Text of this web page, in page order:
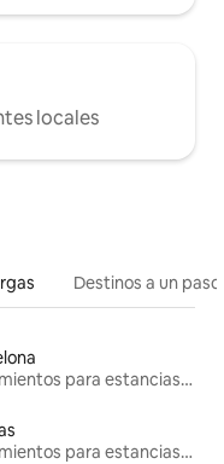
locales
Destinos a un
Alojamientos para estancias largas
Alojamientos para estancias largas